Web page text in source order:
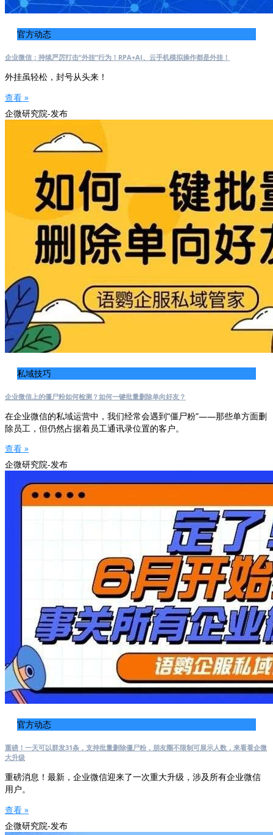
官方动态
企业微信：持续严厉打击“外挂”行为！RPA+AI、云手机模拟操作都是外挂！
外挂虽轻松，封号从头来！
查看 »
企微研究院-发布
私域技巧
企业微信上的僵尸粉如何检测？如何一键批量删除单向好友？
在企业微信的私域运营中，我们经常会遇到“僵尸粉”——那些单方面删
除员工，但仍然占据着员工通讯录位置的客户。
查看 »
企微研究院-发布
官方动态
重磅！一天可以群发31条，支持批量删除僵尸粉，朋友圈不限制可展示人数，来看看企微
大升级
重磅消息！最新，企业微信迎来了一次重大升级，涉及所有企业微信
用户。
查看 »
企微研究院-发布